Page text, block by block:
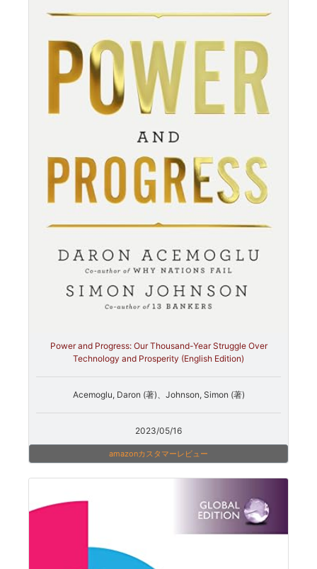
Power and Progress: Our Thousand-Year Struggle Over
Technology and Prosperity (English Edition)
Acemoglu, Daron (著)、Johnson, Simon (著)
2023/05/16
amazonカスタマーレビュー